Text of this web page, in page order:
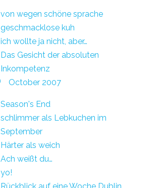
von wegen schöne sprache
geschmacklose kuh
ich wollte ja nicht, aber…
Das Gesicht der absoluten
Inkompetenz
October 2007
Season's End
schlimmer als Lebkuchen im
September
Härter als weich
Ach weißt du…
yo!